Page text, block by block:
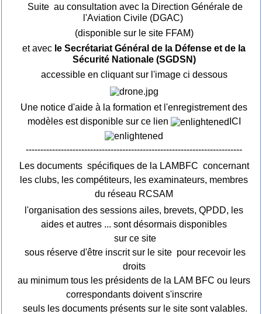
Suite au consultation avec la Direction Générale de
l'Aviation Civile (DGAC)
(disponible sur le site FFAM)
et avec le Secrétariat Général de la Défense et de la
Sécurité Nationale (SGDSN)
accessible en cliquant sur l'image ci dessous
Une notice d'aide à la formation et l'enregistrement des
modèles est disponible sur ce lien
ICI
--------------------------------------------------------------------------
Les documents spécifiques de la LAMBFC concernant
les clubs, les compétiteurs, les examinateurs, membres
du réseau RCSAM
l'organisation des sessions ailes, brevets, QPDD, les
aides et autres ... sont désormais disponibles
sur ce site
sous réserve d'être inscrit sur le site pour recevoir les
droits
au minimum tous les présidents de la LAM BFC ou leurs
correspondants doivent s'inscrire
seuls les documents présents sur le site sont valables.